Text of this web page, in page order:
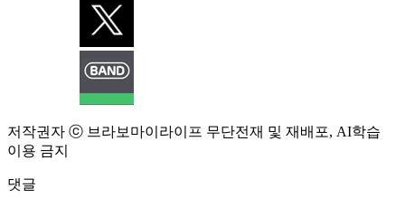
저작권자 ⓒ 브라보마이라이프 무단전재 및 재배포, AI학습
이용 금지
댓글